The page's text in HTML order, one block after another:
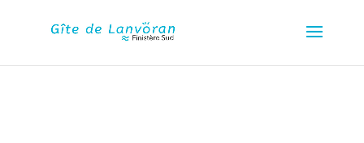
ugPD5cLzRWbynoMbWfaakRt9I11ft6PCrzW2ZcXSwk